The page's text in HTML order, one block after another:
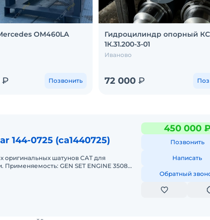
OM460LA
₽ Позвонить
Гидроцилиндр опорный
1К.31.200-3-01
Иваново
72 000 ₽
144-0725 (ca1440725)
оригинальных шатунов CAT для
Применяемость: GEN SET ENGINE 3508
450 000
Позвонить
Написать
Обратный